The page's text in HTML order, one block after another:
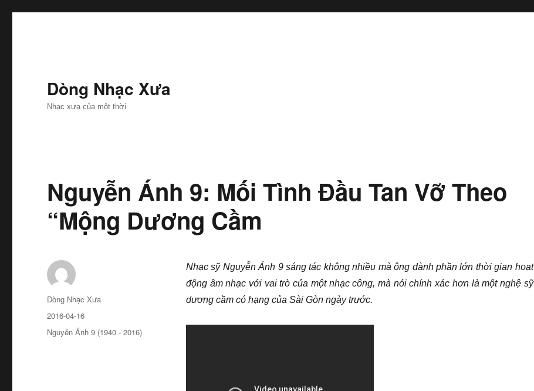
Dòng Nhạc Xưa
Nhạc xưa của một thời
Nguyễn Ánh 9: Mối Tình Đầu Tan Vỡ Theo
“Mộng Dương Cầm
Nhạc sỹ Nguyễn Ánh 9 sáng tác không nhiều mà ông dành phần lớn thời gian hoạt
động âm nhạc với vai trò của một nhạc công, mà nói chính xác hơn là một nghệ sỹ
dương cầm có hạng của Sài Gòn ngày trước.
Tác
giả
Dòng Nhạc Xưa
Đăng
ngày
2016-04-16
Chuyên
Nguyễn Ánh 9 (1940 - 2016)